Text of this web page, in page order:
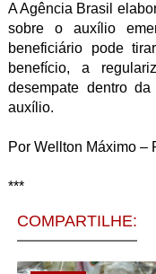
A Agência Brasil
sobre o auxílio
beneficiário pode
benefício, a
desempate dentro
auxílio.
Por Wellton Máximo –
***
COMPARTILHE: